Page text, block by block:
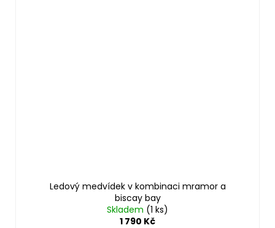
Ledový medvídek v kombinaci mramor a
biscay bay
Skladem (1 ks)
1 790 Kč